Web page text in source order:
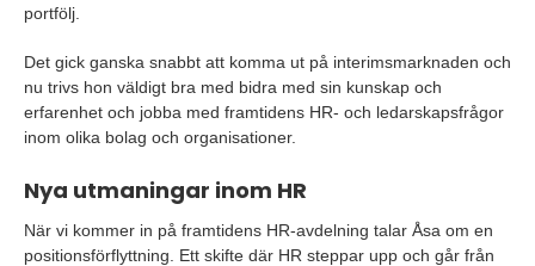
portfölj.
Det gick ganska snabbt att komma ut på interimsmarknaden och
nu trivs hon väldigt bra med bidra med sin kunskap och
erfarenhet och jobba med framtidens HR- och ledarskapsfrågor
inom olika bolag och organisationer.
Nya utmaningar inom HR
När vi kommer in på framtidens HR-avdelning talar Åsa om en
positionsförflyttning. Ett skifte där HR steppar upp och går från